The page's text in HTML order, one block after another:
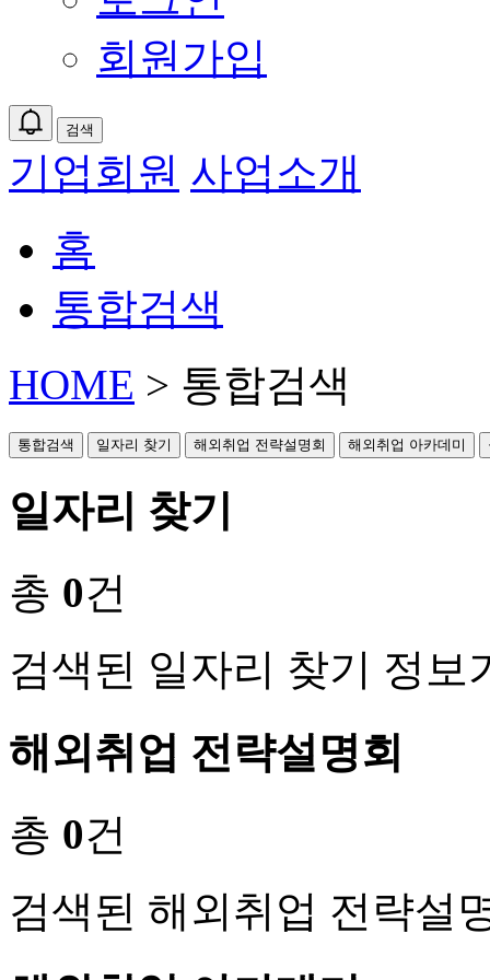
회원가입
검색
기업회원 사업소개
홈
통합검색
HOME > 통합검색
통합검색 일자리 찾기 해외취업 전략설명회 해외취업 아카데미
일자리 찾기
총 0건
검색된 일자리 찾기 정보
해외취업 전략설명회
총 0건
검색된 해외취업 전략설